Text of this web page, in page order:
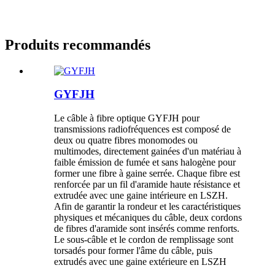
Produits recommandés
GYFJH
Le câble à fibre optique GYFJH pour
transmissions radiofréquences est composé de
deux ou quatre fibres monomodes ou
multimodes, directement gainées d'un matériau à
faible émission de fumée et sans halogène pour
former une fibre à gaine serrée. Chaque fibre est
renforcée par un fil d'aramide haute résistance et
extrudée avec une gaine intérieure en LSZH.
Afin de garantir la rondeur et les caractéristiques
physiques et mécaniques du câble, deux cordons
de fibres d'aramide sont insérés comme renforts.
Le sous-câble et le cordon de remplissage sont
torsadés pour former l'âme du câble, puis
extrudés avec une gaine extérieure en LSZH